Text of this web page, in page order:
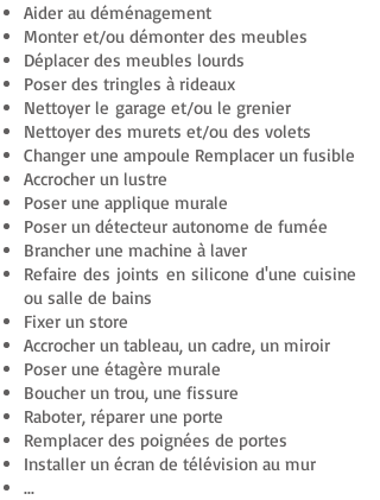
Aider au déménagement
Monter et/ou démonter des meubles
Déplacer des meubles lourds
Poser des tringles à rideaux
Nettoyer le garage et/ou le grenier
Nettoyer des murets et/ou des volets
Changer une ampoule Remplacer un fusible
Accrocher un lustre
Poser une applique murale
Poser un détecteur autonome de fumée
Brancher une machine à laver
Refaire des joints en silicone d'une cuisine
ou salle de bains
Fixer un store
Accrocher un tableau, un cadre, un miroir
Poser une étagère murale
Boucher un trou, une fissure
Raboter, réparer une porte
Remplacer des poignées de portes
Installer un écran de télévision au mur
...